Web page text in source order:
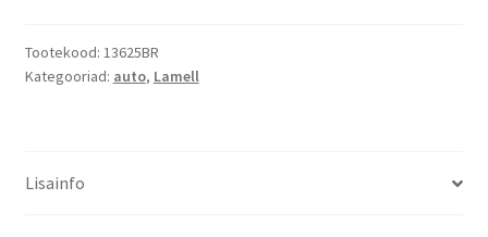
Tootekood: 13625BR
Kategooriad: auto, Lamell
Lisainfo